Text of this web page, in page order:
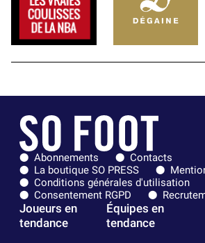
Abonnements
Contacts
La boutique SO PRESS
Conditions générales d'utilisation
Consentement RGPD
Joueurs en
tendance
Équipes en
tendance